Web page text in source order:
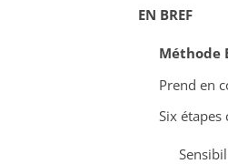
EN BREF
Méthode
Prend en
Six étapes